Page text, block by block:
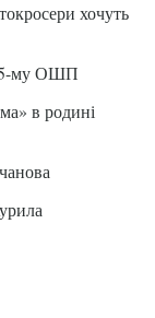
хочуть
му ОШП
в родині